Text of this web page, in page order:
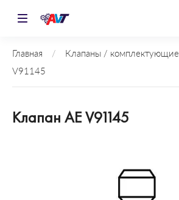
Главная / Клапаны / комплектующие
V91145
Клапан AE V91145